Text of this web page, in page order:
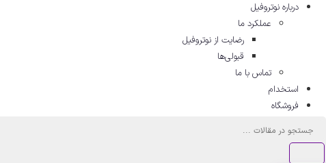
درباره نوتروفیل
عملکرد ما
رضایت از نوتروفیل
قبولی‌ها
تماس با ما
استخدام
فروشگاه
جستجو